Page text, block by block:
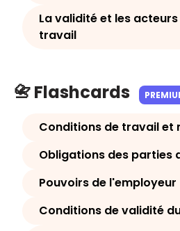
La validité et les
travail
📇 Flashcards
Conditions de travail et
Obligations des parties
Pouvoirs de l'employeur
Conditions de validité